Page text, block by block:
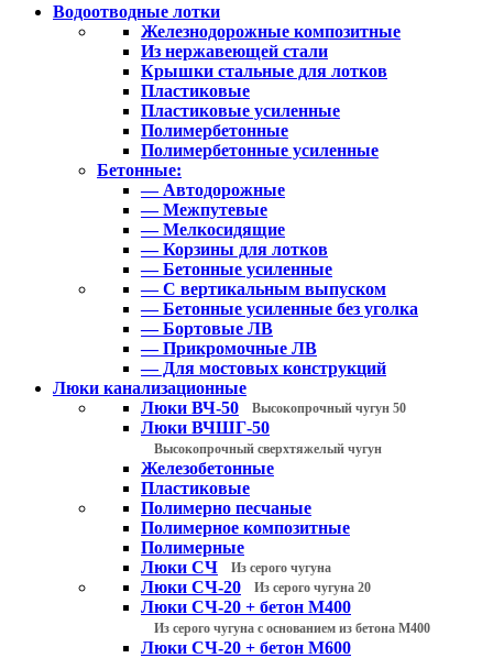
Водоотводные лотки
Железнодорожные композитные
Из нержавеющей стали
Крышки стальные для лотков
Пластиковые
Пластиковые усиленные
Полимербетонные
Полимербетонные усиленные
Бетонные:
— Автодорожные
— Межпутевые
— Мелкосидящие
— Корзины для лотков
— Бетонные усиленные
— С вертикальным выпуском
— Бетонные усиленные без уголка
— Бортовые ЛВ
— Прикромочные ЛВ
— Для мостовых конструкций
Люки канализационные
Люки ВЧ-50
Высокопрочный чугун 50
Люки ВЧШГ-50
Высокопрочный сверхтяжелый чугун
Железобетонные
Пластиковые
Полимерно песчаные
Полимерное композитные
Полимерные
Люки СЧ
Из серого чугуна
Люки СЧ-20 Из серого чугуна 20
Люки СЧ-20 + бетон М400
Из серого чугуна с основанием из бетона М400
Люки СЧ-20 + бетон М600